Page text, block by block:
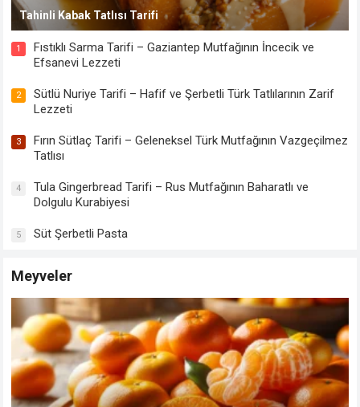
Tahinli Kabak Tatlısı Tarifi
1
Fıstıklı Sarma Tarifi – Gaziantep Mutfağının İncecik ve
Efsanevi Lezzeti
2
Sütlü Nuriye Tarifi – Hafif ve Şerbetli Türk Tatlılarının Zarif
Lezzeti
3
Fırın Sütlaç Tarifi – Geleneksel Türk Mutfağının Vazgeçilmez
Tatlısı
4
Tula Gingerbread Tarifi – Rus Mutfağının Baharatlı ve
Dolgulu Kurabiyesi
5 Süt Şerbetli Pasta
Meyveler